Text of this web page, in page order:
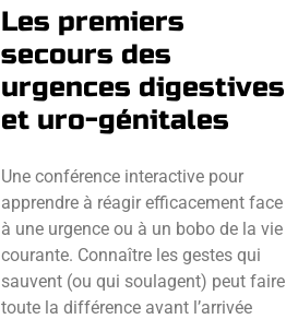
Les premiers
secours des
urgences digestives
et uro-génitales
Une conférence interactive pour
apprendre à réagir efficacement face
à une urgence ou à un bobo de la vie
courante. Connaître les gestes qui
sauvent (ou qui soulagent) peut faire
toute la différence avant l’arrivée